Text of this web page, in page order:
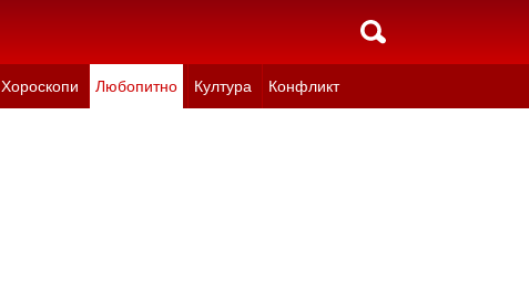
Хороскопи Любопитно Култура Конфликт